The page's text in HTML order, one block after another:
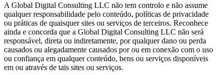
A Global Digital Consulting LLC não tem controlo e não assume
qualquer responsabilidade pelo conteúdo, políticas de privacidade
ou práticas de quaisquer sites ou serviços de terceiros. Reconhece
ainda e concorda que a Global Digital Consulting LLC não será
responsável, direta ou indiretamente, por qualquer dano ou perda
causados ou alegadamente causados por ou em conexão com o uso
ou confiança em qualquer conteúdo, bens ou serviços disponíveis
em ou através de tais sites ou serviços.